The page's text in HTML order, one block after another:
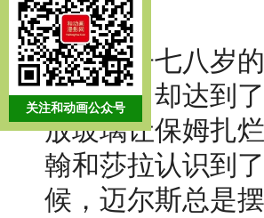
吓。
虽说孩子七八岁
的程度，却达到
放玻璃让保姆扎
翰和莎拉认识到
候，迈尔斯总是
关注和动画公众号